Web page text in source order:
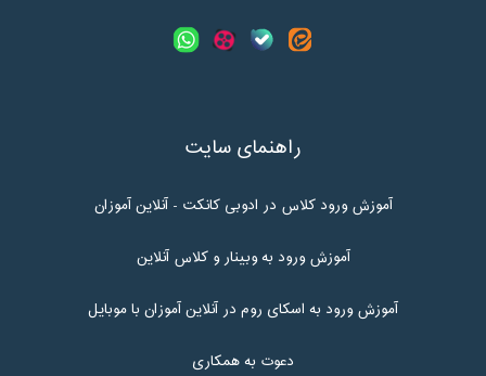
راهنمای سایت
آموزش ورود کلاس در ادوبی کانکت - آنلاین آموزان
آموزش ورود به وبینار و کلاس آنلاین
آموزش ورود به اسکای روم در آنلاین آموزان با موبایل
دعوت به همکاری